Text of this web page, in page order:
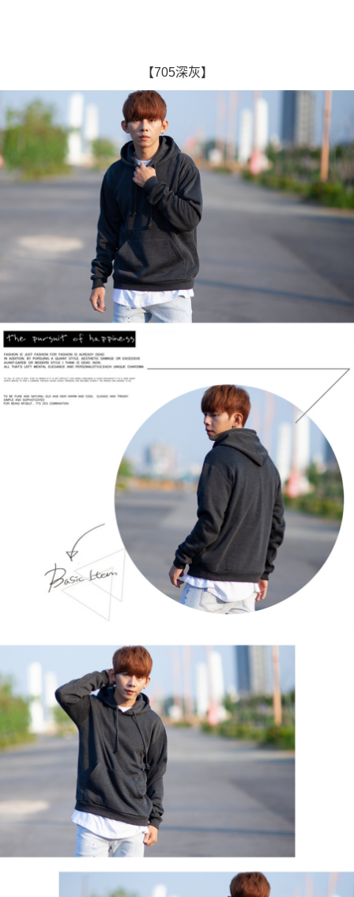
【705深灰】